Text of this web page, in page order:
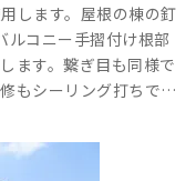
します。屋根の棟の釘
ルコニー手摺付け根部
ます。繋ぎ目も同様で
もシーリング打ちでし
を取って、錆止め効果
ます。バルコニーの防